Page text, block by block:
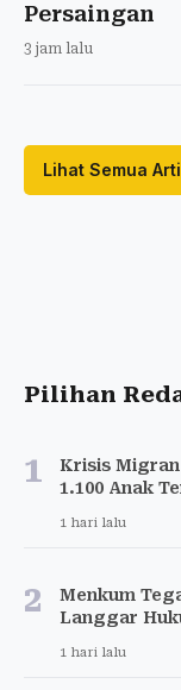
Persaingan
3 jam lalu
Lihat Semua
Pilihan
1
Krisis Migran
1.100 Anak
1 hari lalu
2
Menkum
Langgar
1 hari lalu